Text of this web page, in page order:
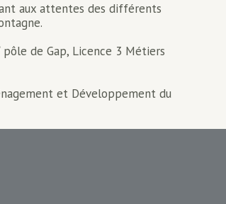
aux attentes des différents
de Gap, Licence 3 Métiers
et Développement du